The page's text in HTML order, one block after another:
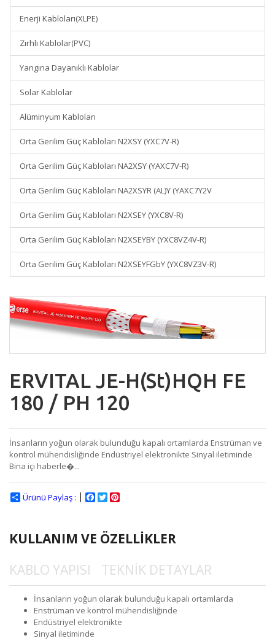
Enerji Kabloları(XLPE)
Zırhlı Kablolar(PVC)
Yangına Dayanıklı Kablolar
Solar Kablolar
Alüminyum Kabloları
Orta Gerilim Güç Kabloları N2XSY (YXC7V-R)
Orta Gerilim Güç Kabloları NA2XSY (YAXC7V-R)
Orta Gerilim Güç Kabloları NA2XSYR (AL)Y (YAXC7Y2V
Orta Gerilim Güç Kabloları N2XSEY (YXC8V-R)
Orta Gerilim Güç Kabloları N2XSEYBY (YXC8VZ4V-R)
Orta Gerilim Güç Kabloları N2XSEYFGbY (YXC8VZ3V-R)
ERVITAL JE-H(St)HQH FE
180 / PH 120
İnsanların yoğun olarak bulunduğu kapalı ortamlarda Enstrüman ve
kontrol mühendisliğinde Endüstriyel elektronikte Sinyal iletiminde
Bina içi haberle�...
Ürünü Paylaş : Facebook
Twitter
KULLANIM VE ÖZELLİKLER
KABLO YAPISI
TEKNİK DETAYLAR
İnsanların yoğun olarak bulunduğu kapalı ortamlarda
Enstrüman ve kontrol mühendisliğinde
Endüstriyel elektronikte
Sinyal iletiminde